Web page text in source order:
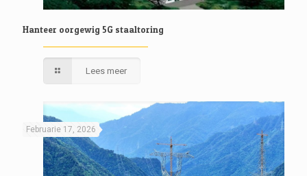
Hanteer oorgewig 5G staaltoring
Lees meer
Februarie 17, 2026